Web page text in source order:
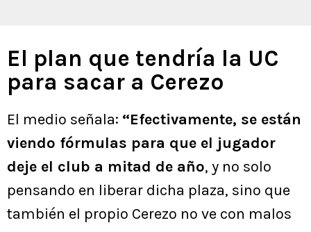
El plan que tendría la UC
para sacar a Cerezo
El medio señala: “Efectivamente, se están
viendo fórmulas para que el jugador
deje el club a mitad de año, y no solo
pensando en liberar dicha plaza, sino que
también el propio Cerezo no ve con malos